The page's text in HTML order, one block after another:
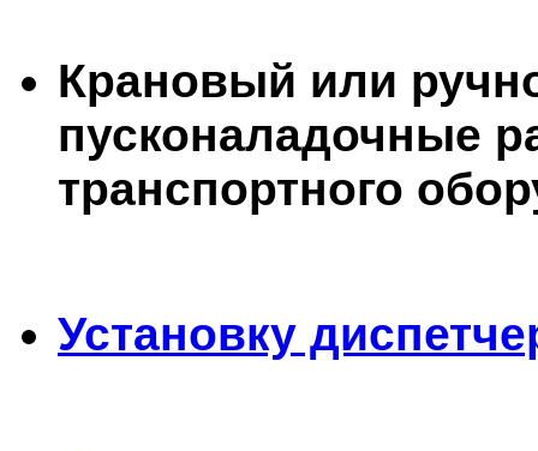
Крановый или
пусконаладочные
транспортного
Установку